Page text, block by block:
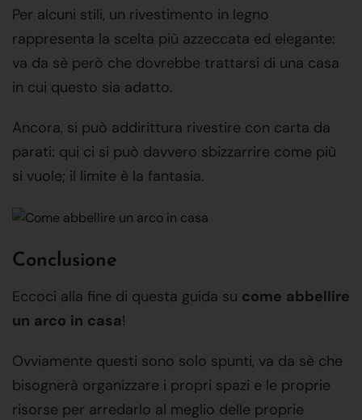
Per alcuni stili, un rivestimento in legno
rappresenta la scelta più azzeccata ed elegante:
va da sè però che dovrebbe trattarsi di una casa
in cui questo sia adatto.
Ancora, si può addirittura rivestire con carta da
parati: qui ci si può davvero sbizzarrire come più
si vuole; il limite è la fantasia.
Conclusione
Eccoci alla fine di questa guida su come abbellire
un arco in casa!
Ovviamente questi sono solo spunti, va da sè che
bisognerà organizzare i propri spazi e le proprie
risorse per arredarlo al meglio delle proprie